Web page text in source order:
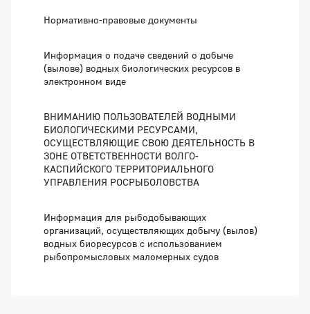
Нормативно-правовые документы
Информация о подаче сведений о добыче
(вылове) водных биологических ресурсов в
электронном виде
ВНИМАНИЮ ПОЛЬЗОВАТЕЛЕЙ ВОДНЫМИ
БИОЛОГИЧЕСКИМИ РЕСУРСАМИ,
ОСУЩЕСТВЛЯЮЩИЕ СВОЮ ДЕЯТЕЛЬНОСТЬ В
ЗОНЕ ОТВЕТСТВЕННОСТИ ВОЛГО-
КАСПИЙСКОГО ТЕРРИТОРИАЛЬНОГО
УПРАВЛЕНИЯ РОСРЫБОЛОВСТВА
Информация для рыбодобывающих
организаций, осуществляющих добычу (вылов)
водных биоресурсов с использованием
рыбопромысловых маломерных судов